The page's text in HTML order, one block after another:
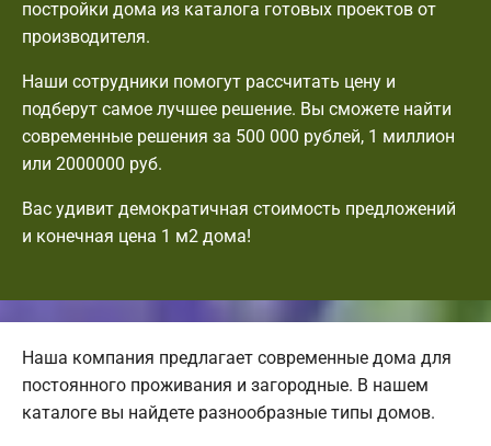
постройки дома из каталога готовых проектов от
производителя.
Наши сотрудники помогут рассчитать цену и
подберут самое лучшее решение. Вы сможете найти
современные решения за 500 000 рублей, 1 миллион
или 2000000 руб.
Вас удивит демократичная стоимость предложений
и конечная цена 1 м2 дома!
Наша компания предлагает современные дома для
постоянного проживания и загородные. В нашем
каталоге вы найдете разнообразные типы домов.